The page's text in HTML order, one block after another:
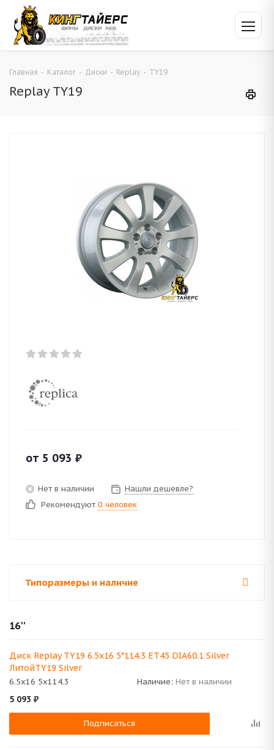
Главная - Каталог - Диски - Replay - TY19
Replay TY19
от 5 093 ₽
Нет в наличии
Нашли дешевле?
Рекомендуют 0 человек
Типоразмеры и наличие
16''
Диск Replay TY19 6.5x16 5*114.3 ET45 DIA60.1 Silver
ЛитойTY19 Silver
6.5x16 5x114.3 Наличие: Нет в наличии
5 093 ₽
Подписаться